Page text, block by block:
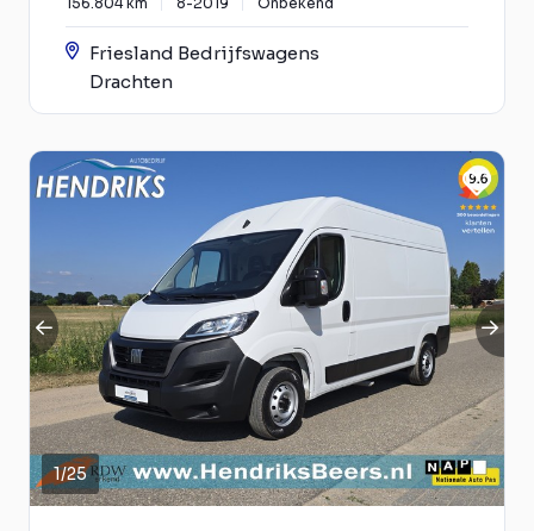
Friesland Bedrijfswagens
Drachten
1/25